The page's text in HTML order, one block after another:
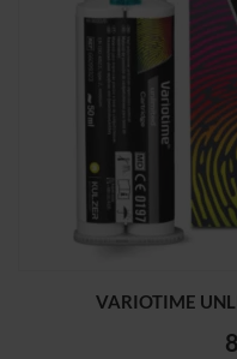
VARIOTIME